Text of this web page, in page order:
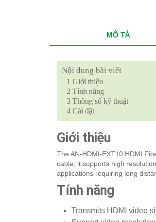
MÔ TẢ
Nội dung bài viết
1 Giới thiệu
2 Tính năng
3 Thông số kỹ thuật
4 Cài đặt
Giới thiệu
The AN-HDMI-EXT10 HDMI
cable, it supports high
applications requiring long
Tính năng
Transmits HDMI video